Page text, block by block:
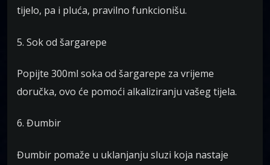
tijelo, pa i pluća, pravilno funkcionišu.
5. Sok od šargarepe
Popijte 300ml soka od šargarepe za vrijeme
doručka, ovo će pomoći alkaliziranju vašeg tijela.
6. Đumbir
Đumbir pomaže u uklanjanju sluzi koja nastaje